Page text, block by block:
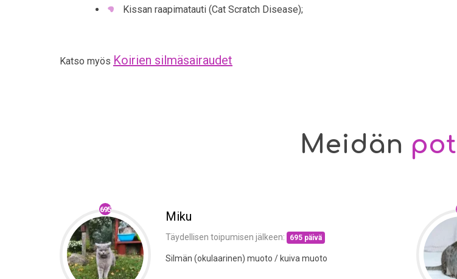
Kissan raapimatauti (Cat Scratch Disease);
Katso myös Koirien silmäsairaudet
Meidän
695 Miku
Täydellisen toipumisen jälkeen: 695 päivä
Silmän (okulaarinen) muoto / kuiva muoto